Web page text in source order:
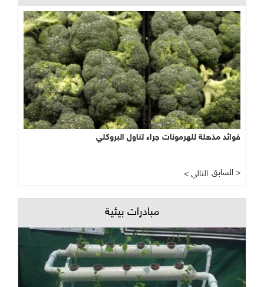
فوائد مذهلة للهرمونات جراء تناول البروكلي
< التالي السابق >
مبادرات بيئية